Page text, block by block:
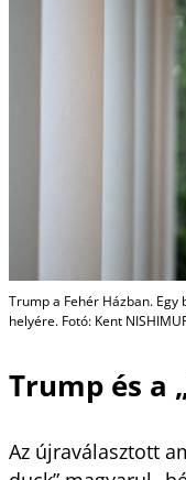
Trump a Fehér Házban.
helyére. Fotó: Kent
Trump és a
Az újraválasztott